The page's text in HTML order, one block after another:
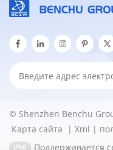
© Shenzhen Benchu
Карта сайта
| Xml |
Поддерживается